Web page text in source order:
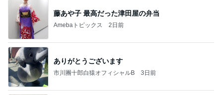
藤あや子 最高だった津田屋の弁当
Amebaトピックス 2日前
ありがとうございます
市川團十郎白猿オフィシャルB 3日前